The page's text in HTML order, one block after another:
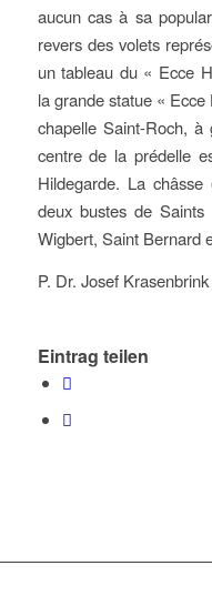
aucun cas à sa
revers des volets
un tableau du « Ecce
la grande statue « Ecce
chapelle Saint-Roch,
centre de la prédelle
Hildegarde. La
deux bustes de
Wigbert, Saint Bernard
P. Dr. Josef
Eintrag teilen